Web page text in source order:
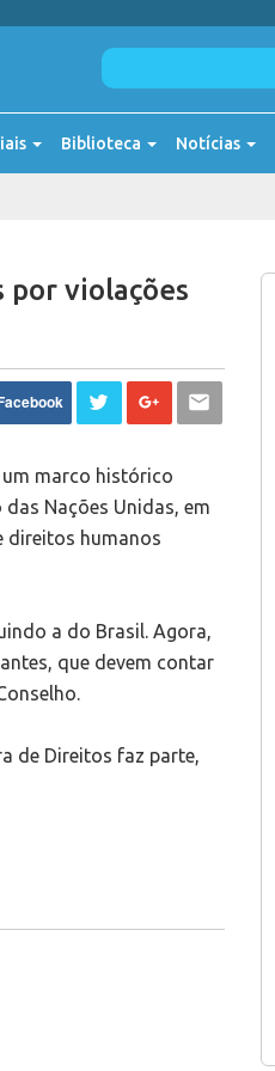
Biblioteca Notícias
por violações
marco histórico
Nações Unidas, em
direitos humanos
a do Brasil. Agora,
que devem contar
de Direitos faz parte,